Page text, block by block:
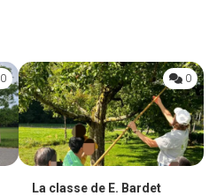
0 0
La classe de E. Bardet